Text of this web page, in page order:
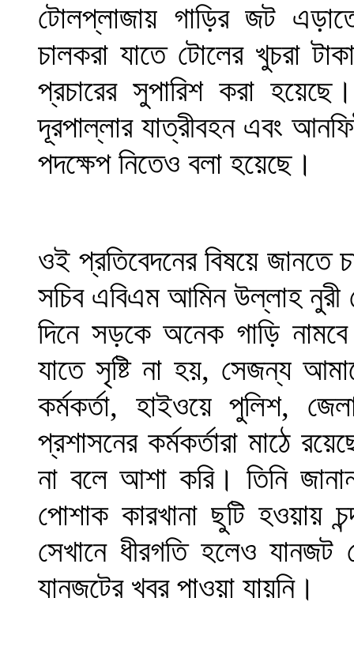
টোলপ্লাজায় গাড়ির জট
চালকরা যাতে টোলের খুচরা
প্রচারের সুপারিশ করা
দূরপাল্লার যাত্রীবহন এবং
পদক্ষেপ নিতেও বলা হয়েছে।
ওই প্রতিবেদনের বিষয়ে
সচিব এবিএম আমিন উল্লাহ
দিনে সড়কে অনেক গাড়ি
যাতে সৃষ্টি না হয়, সেজন্য
কর্মকর্তা, হাইওয়ে পুলিশ,
প্রশাসনের কর্মকর্তারা মাঠে
না বলে আশা করি। তিনি
পোশাক কারখানা ছুটি হওয়ায়
সেখানে ধীরগতি হলেও
যানজটের খবর পাওয়া যায়নি।